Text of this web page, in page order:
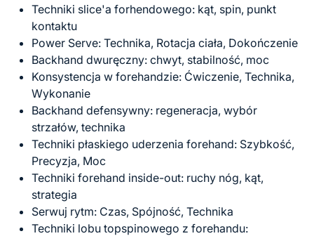
Techniki slice'a forhendowego: kąt, spin, punkt
kontaktu
Power Serve: Technika, Rotacja ciała, Dokończenie
Backhand dwuręczny: chwyt, stabilność, moc
Konsystencja w forehandzie: Ćwiczenie, Technika,
Wykonanie
Backhand defensywny: regeneracja, wybór
strzałów, technika
Techniki płaskiego uderzenia forehand: Szybkość,
Precyzja, Moc
Techniki forehand inside-out: ruchy nóg, kąt,
strategia
Serwuj rytm: Czas, Spójność, Technika
Techniki lobu topspinowego z forehandu: